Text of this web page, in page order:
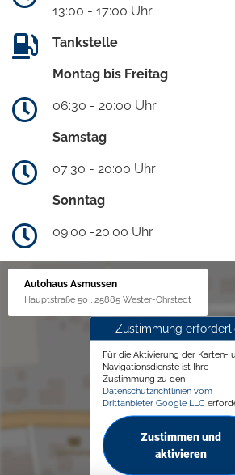
13:00 - 17:00 Uhr
Tankstelle
Montag bis Freitag
06:30 - 20:00 Uhr
Samstag
07:30 - 20:00 Uhr
Sonntag
09:00 -20:00 Uhr
Autohaus Asmussen
Hauptstraße 50 , 25885 Wester-Ohrstedt
Zustimmung
Für die Aktivierung der Karten-
Navigationsdienste ist Ihre
Zustimmung zu den
Datenschutzrichtlinien vom
Drittanbieter Google LLC
Zustimmen und
aktivieren